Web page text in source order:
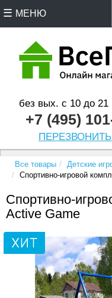
без вых. с 10 до 21
+7 (495)
МЕНЮ
Все товары
Детские
Спортивно-игровой
Спортивно-
Active Game